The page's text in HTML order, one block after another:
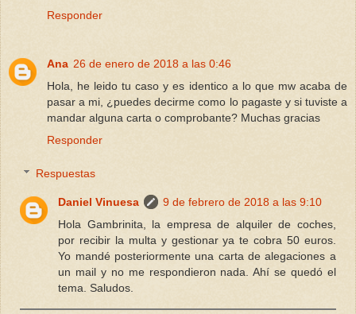
Responder
Ana 26 de enero de 2018 a las 0:46
Hola, he leido tu caso y es identico a lo que mw acaba de
pasar a mi, ¿puedes decirme como lo pagaste y si tuviste a
mandar alguna carta o comprobante? Muchas gracias
Responder
Respuestas
Daniel Vinuesa
9 de febrero de 2018 a las 9:10
Hola Gambrinita, la empresa de alquiler de coches,
por recibir la multa y gestionar ya te cobra 50 euros.
Yo mandé posteriormente una carta de alegaciones a
un mail y no me respondieron nada. Ahí se quedó el
tema. Saludos.